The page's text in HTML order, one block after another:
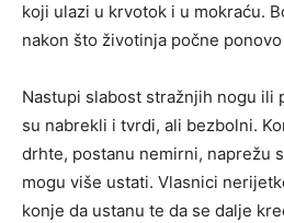
koji ulazi u krvotok i u mokraću.
nakon što životinja počne
Nastupi slabost stražnjih nogu ili
su nabrekli i tvrdi, ali bezbolni.
drhte, postanu nemirni, naprežu
mogu više ustati. Vlasnici
konje da ustanu te da se dalje